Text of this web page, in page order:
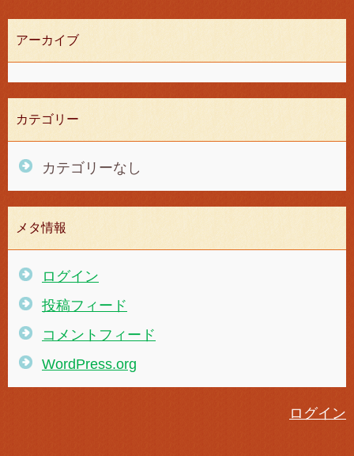
アーカイブ
カテゴリー
カテゴリーなし
メタ情報
ログイン
投稿フィード
コメントフィード
WordPress.org
ログイン